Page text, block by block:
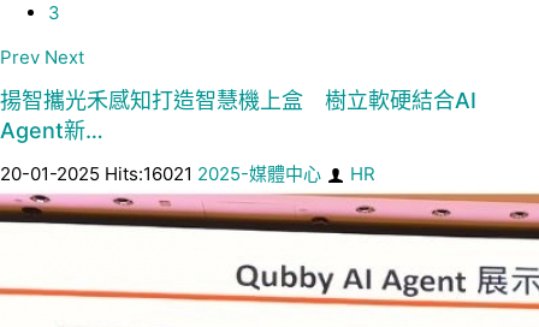
3
Prev Next
揚智攜光禾感知打造智慧機上盒 樹立軟硬結合AI
Agent新…
20-01-2025 Hits:16021 2025-媒體中心 HR